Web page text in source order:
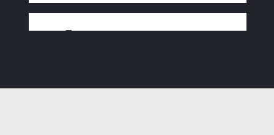
Программа от